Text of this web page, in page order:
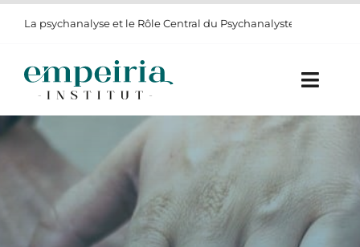
Passer
La psychanalyse et le Rôle Central du Psychanalyste
NOS FORMATIONS
ENTREPRISE
L’INSTITUT